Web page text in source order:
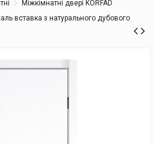
Міжкімнатні двері KORFAD
вставка з натурального дубового